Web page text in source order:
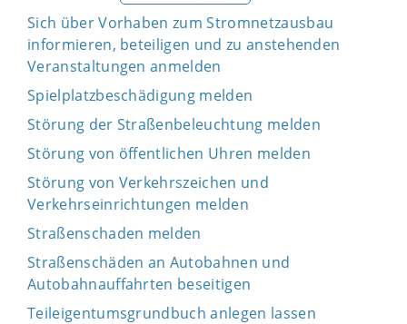
Sich über Vorhaben zum Stromnetzausbau
informieren, beteiligen und zu anstehenden
Veranstaltungen anmelden
Spielplatzbeschädigung melden
Störung der Straßenbeleuchtung melden
Störung von öffentlichen Uhren melden
Störung von Verkehrszeichen und
Verkehrseinrichtungen melden
Straßenschaden melden
Straßenschäden an Autobahnen und
Autobahnauffahrten beseitigen
Teileigentumsgrundbuch anlegen lassen